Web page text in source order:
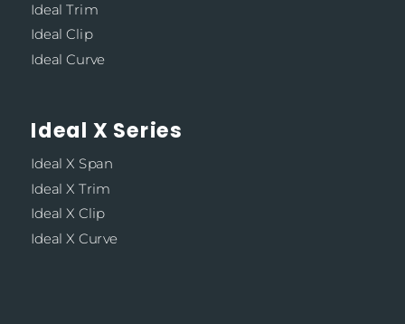
Ideal Trim
Ideal Clip
Ideal Curve
Ideal X Series
Ideal X Span
Ideal X Trim
Ideal X Clip
Ideal X Curve